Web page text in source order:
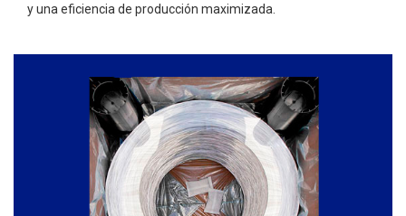
y una eficiencia de producción maximizada.